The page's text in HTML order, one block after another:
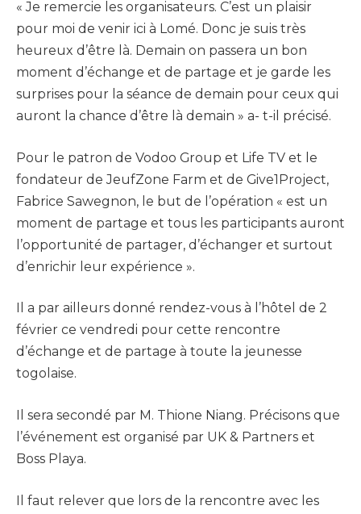
« Je remercie les organisateurs. C’est un plaisir
pour moi de venir ici à Lomé. Donc je suis très
heureux d’être là. Demain on passera un bon
moment d’échange et de partage et je garde les
surprises pour la séance de demain pour ceux qui
auront la chance d’être là demain » a- t-il précisé.
Pour le patron de Vodoo Group et Life TV et le
fondateur de JeufZone Farm et de Give1Project,
Fabrice Sawegnon, le but de l’opération « est un
moment de partage et tous les participants auront
l’opportunité de partager, d’échanger et surtout
d’enrichir leur expérience ».
Il a par ailleurs donné rendez-vous à l’hôtel de 2
février ce vendredi pour cette rencontre
d’échange et de partage à toute la jeunesse
togolaise.
Il sera secondé par M. Thione Niang. Précisons que
l’événement est organisé par UK & Partners et
Boss Playa.
Il faut relever que lors de la rencontre avec les